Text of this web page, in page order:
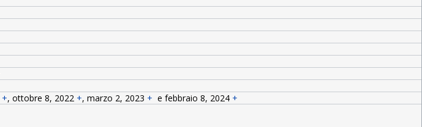
+, ottobre 8, 2022 +, marzo 2, 2023 + e febbraio 8, 2024 +